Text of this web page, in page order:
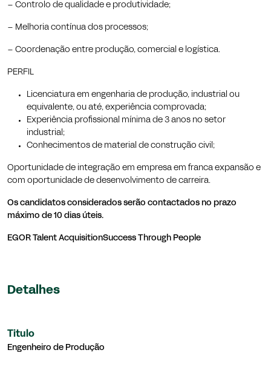
– Controlo de qualidade e produtividade;
– Melhoria contínua dos processos;
– Coordenação entre produção, comercial e logística.
PERFIL
Licenciatura em engenharia de produção, industrial ou
equivalente, ou até, experiência comprovada;
Experiência profissional mínima de 3 anos no setor
industrial;
Conhecimentos de material de construção civil;
Oportunidade de integração em empresa em franca expansão e
com oportunidade de desenvolvimento de carreira.
Os candidatos considerados serão contactados no prazo
máximo de 10 dias úteis.
EGOR Talent AcquisitionSuccess Through People
Detalhes
Titulo
Engenheiro de Produção